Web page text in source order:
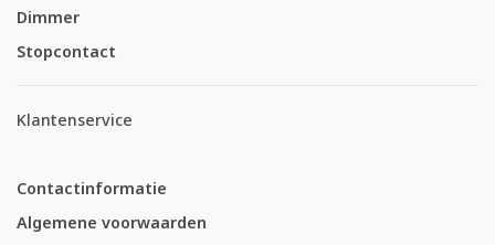
Dimmer
Stopcontact
Klantenservice
Contactinformatie
Algemene voorwaarden